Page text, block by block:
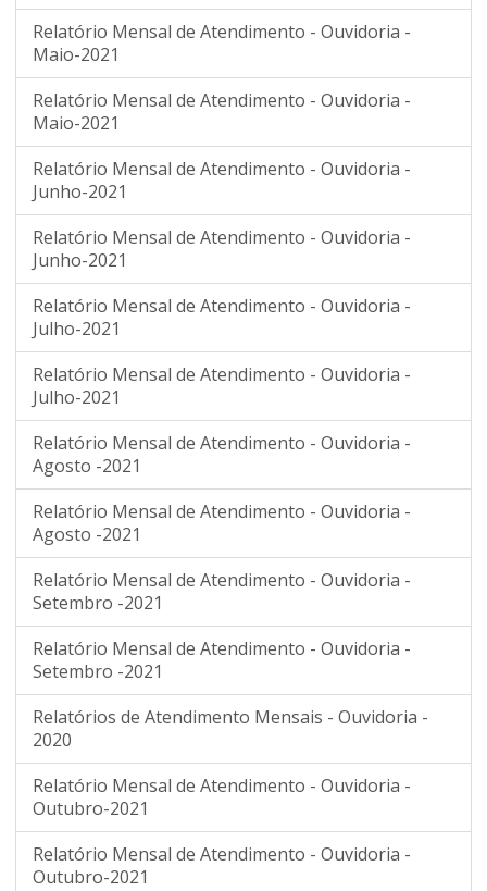
Relatório Mensal de Atendimento - Ouvidoria -
Maio-2021
Relatório Mensal de Atendimento - Ouvidoria -
Maio-2021
Relatório Mensal de Atendimento - Ouvidoria -
Junho-2021
Relatório Mensal de Atendimento - Ouvidoria -
Junho-2021
Relatório Mensal de Atendimento - Ouvidoria -
Julho-2021
Relatório Mensal de Atendimento - Ouvidoria -
Julho-2021
Relatório Mensal de Atendimento - Ouvidoria -
Agosto -2021
Relatório Mensal de Atendimento - Ouvidoria -
Agosto -2021
Relatório Mensal de Atendimento - Ouvidoria -
Setembro -2021
Relatório Mensal de Atendimento - Ouvidoria -
Setembro -2021
Relatórios de Atendimento Mensais - Ouvidoria -
2020
Relatório Mensal de Atendimento - Ouvidoria -
Outubro-2021
Relatório Mensal de Atendimento - Ouvidoria -
Outubro-2021